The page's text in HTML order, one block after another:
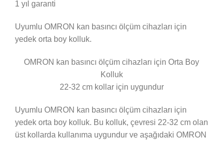
1 yıl garanti
Uyumlu OMRON kan basıncı ölçüm cihazları için
yedek orta boy kolluk.
OMRON kan basıncı ölçüm cihazları için Orta Boy
Kolluk
22-32 cm kollar için uygundur
Uyumlu OMRON kan basıncı ölçüm cihazları için
yedek orta boy kolluk. Bu kolluk, çevresi 22-32 cm olan
üst kollarda kullanıma uygundur ve aşağıdaki OMRON